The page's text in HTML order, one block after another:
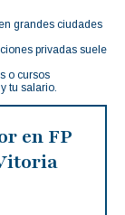
grandes ciudades
privadas suele
o cursos
tu salario.
en FP